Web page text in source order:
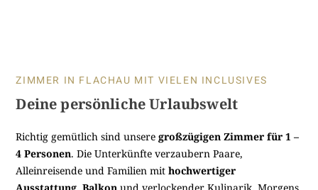
ZIMMER IN FLACHAU MIT VIELEN INCLUSIVES
Deine persönliche Urlaubswelt
Richtig gemütlich sind unseregroßzügigen Zimmer für 1 –
4 Personen. Die Unterkünfte verzaubern Paare,
Alleinreisende und Familien mithochwertiger